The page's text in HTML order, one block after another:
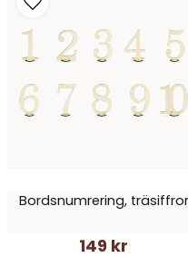
Ja, ni får
Bordsnumrering, träsiffror
149 kr